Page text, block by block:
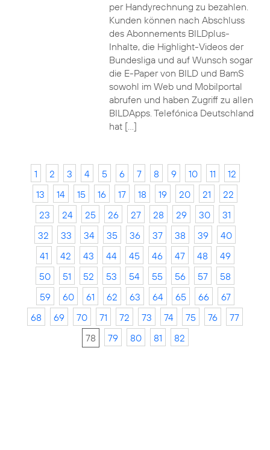
per Handyrechnung zu bezahlen.
Kunden können nach Abschluss
des Abonnements BILDplus-
Inhalte, die Highlight-Videos der
Bundesliga und auf Wunsch sogar
die E-Paper von BILD und BamS
sowohl im Web und Mobilportal
abrufen und haben Zugriff zu allen
BILDApps. Telefónica Deutschland
hat […]
1 2 3 4 5 6 7 8 9 10 11
12
13
14 15 16 17 18 19 20 21
22
23
24 25 26 27 28 29 30
31
32
33 34 35 36 37 38 39
40
41
42 43 44 45 46 47 48
49
50
51 52 53 54 55 56 57
58
59
60 61 62 63 64 65 66
67
68
69 70 71 72 73 74 75 76
77
78
79 80 81 82